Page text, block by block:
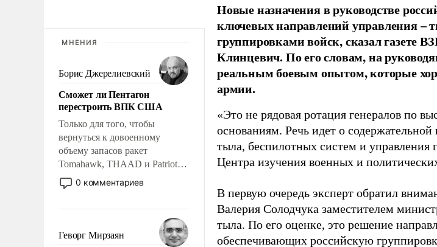
МНЕНИЯ
Борис Джерелиевский
Сможет ли Пентагон
перестроить ВПК США
Только для того, чтобы
вернуться к довоенному
объему запасов ракет
Tomahawk, THAAD и Patriot
США потребуется более трех
лет. Даже небольшая война с
Сложившаяся ситуация
означает многолетний период
0 комментариев
Геворг Мирзаян
Новые назначения в руководстве
ключевых направлений управления –
группировками войск, сказал газете
Клинцевич. По его словам, на
реальным боевым опытом, которые
армии.
«Это не рядовая ротация генералов по
основаниям. Речь идет о
тыла, беспилотных систем и управления
Центра изучения военных и
В первую очередь эксперт обратил
Валерия Солодчука заместителем
тыла. По его оценке, это решение
обеспечивающих российскую